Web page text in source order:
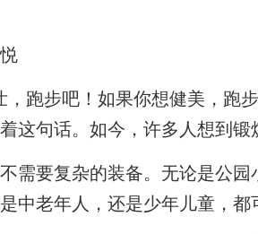
步吧！如果你想健美，跑步
这句话。如今，许多人想到锻
要复杂的装备。无论是公园
中老年人，还是少年儿童，